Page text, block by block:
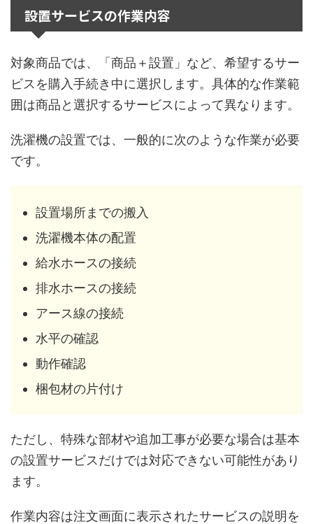
設置サービスの作業内容
対象商品では、「商品＋設置」など、希望するサー
ビスを購入手続き中に選択します。具体的な作業範
囲は商品と選択するサービスによって異なります。
洗濯機の設置では、一般的に次のような作業が必要
です。
設置場所までの搬入
洗濯機本体の配置
給水ホースの接続
排水ホースの接続
アース線の接続
水平の確認
動作確認
梱包材の片付け
ただし、特殊な部材や追加工事が必要な場合は基本
の設置サービスだけでは対応できない可能性があり
ます。
作業内容は注文画面に表示されたサービスの説明を